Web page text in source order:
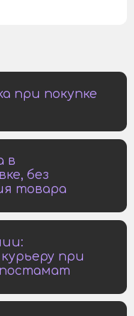
при покупке
в
без
товара
при
постамат